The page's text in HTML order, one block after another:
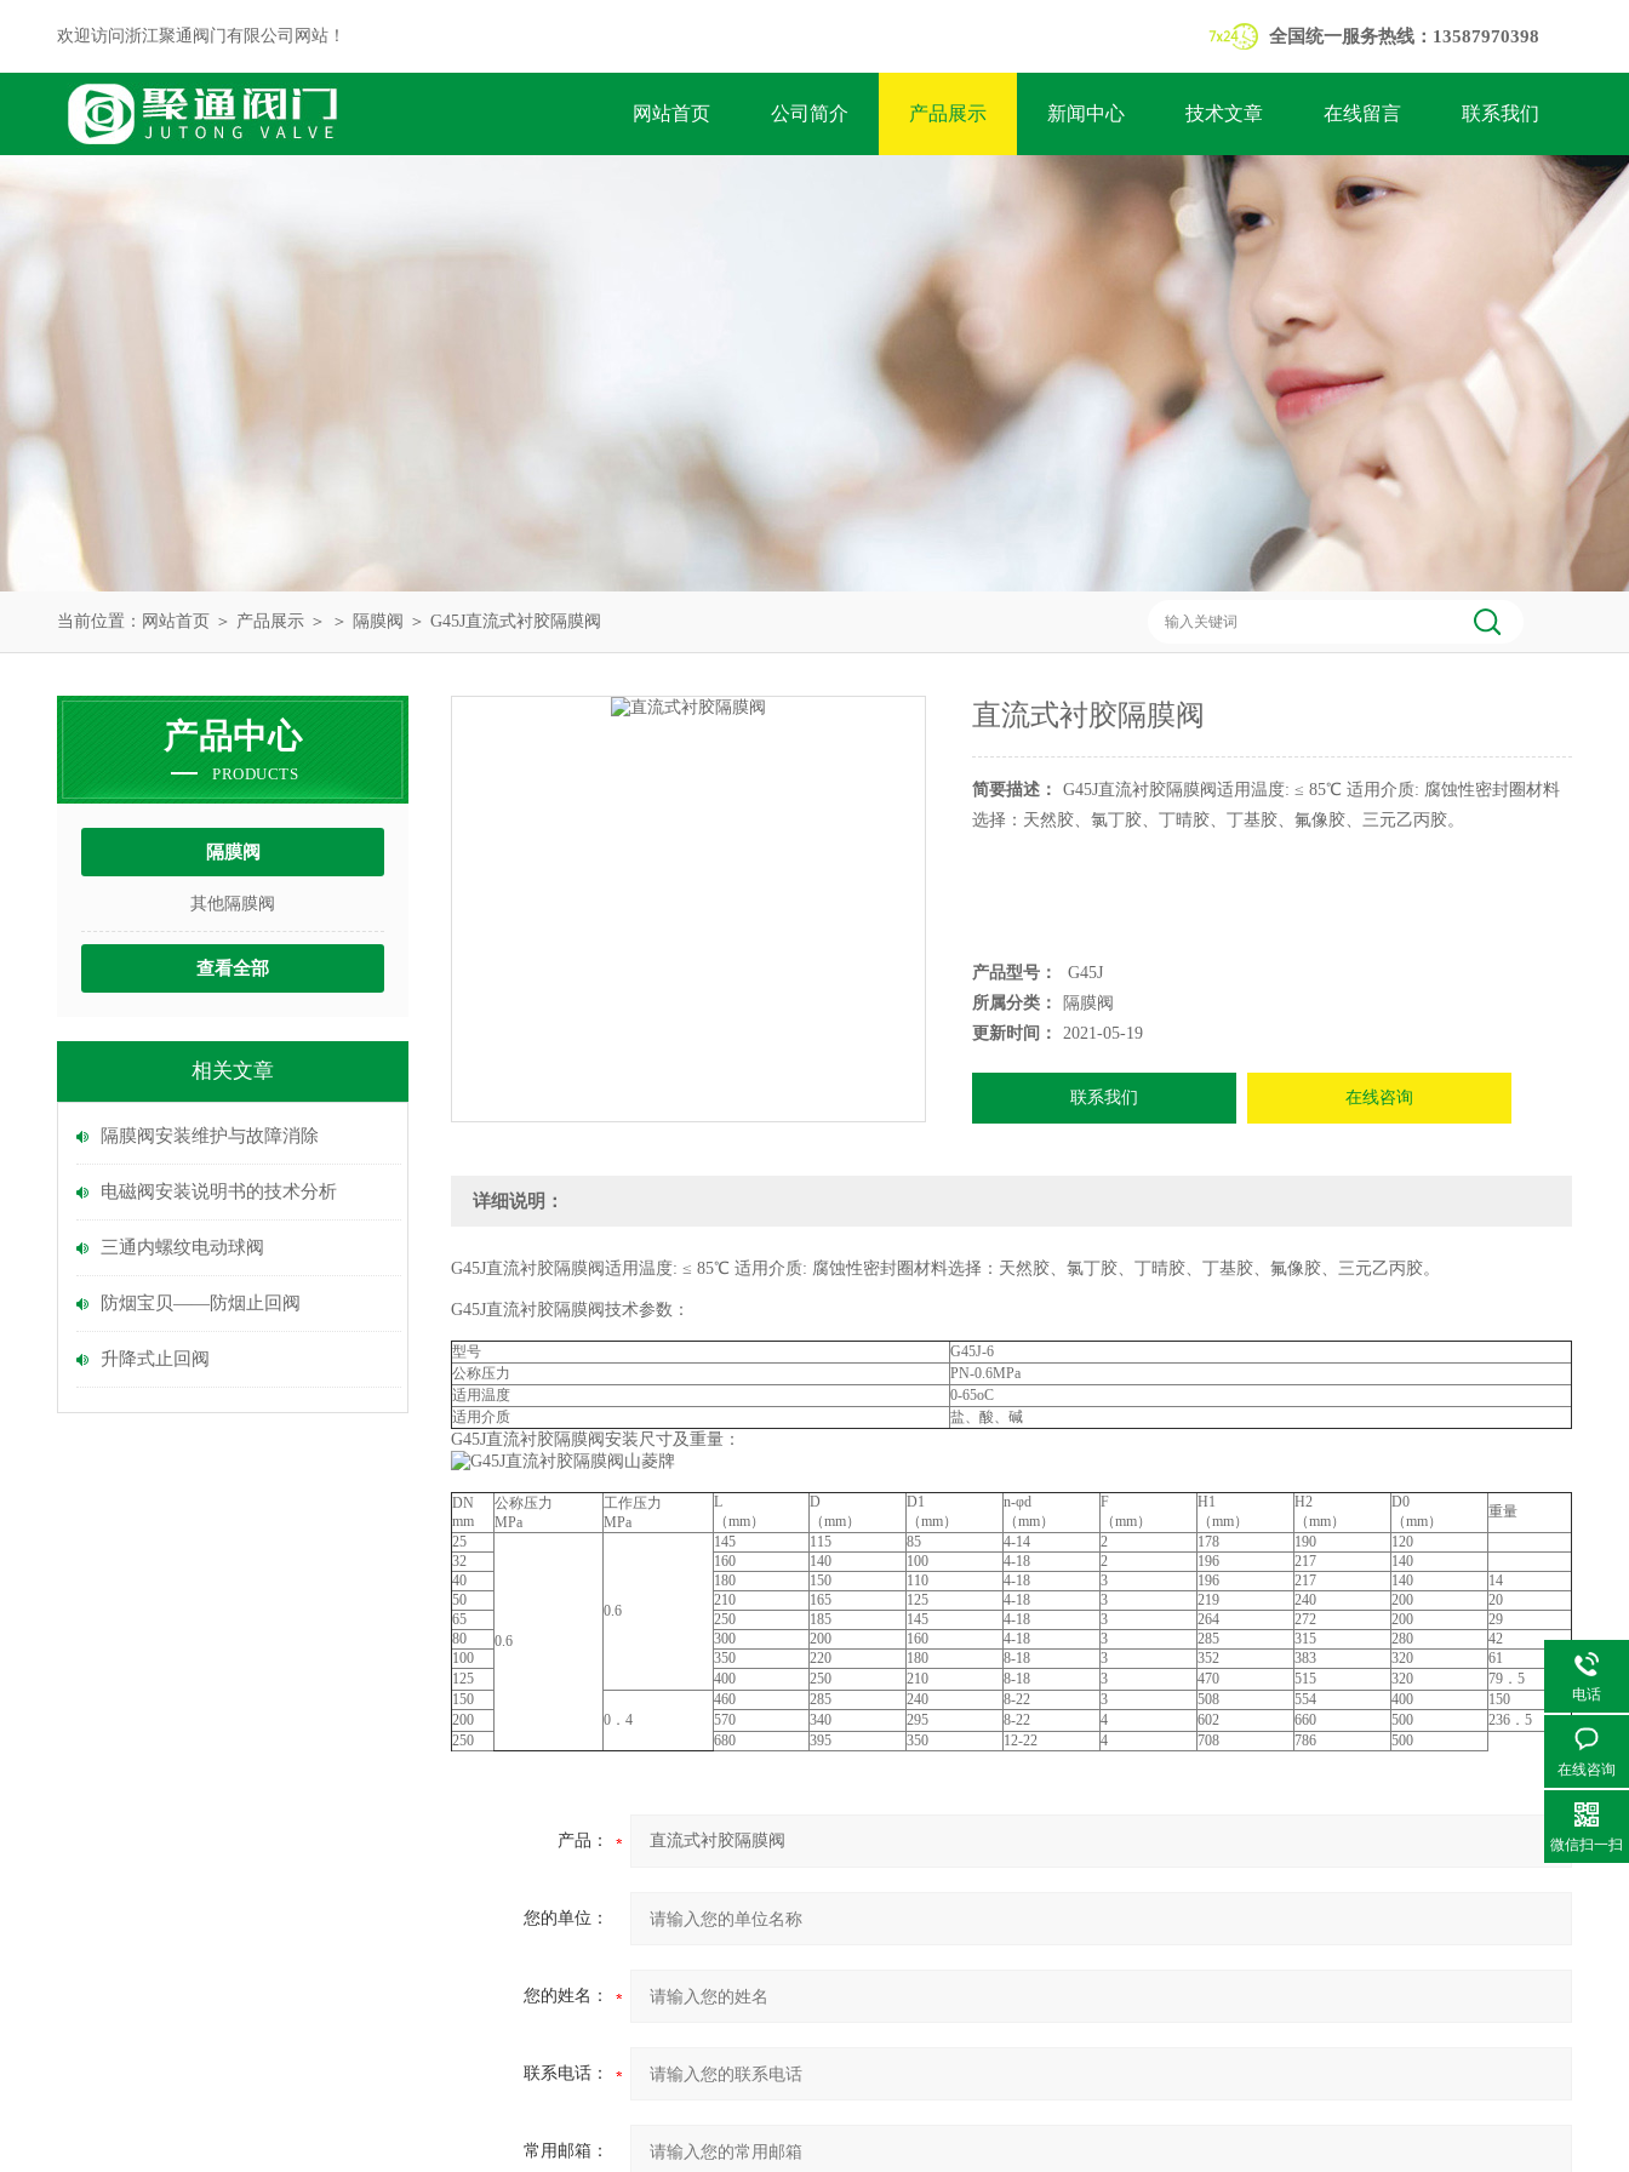
欢迎访问浙江聚通阀门有限公司网站！ 全国统一服务热线：13587970398
网站首页 公司简介 产品展示 新闻中心 技术文章 在线留言 联系我们
当前位置： 网站首页 ＞ 产品展示 ＞ ＞ 隔膜阀 ＞ G45J直流式衬胶隔膜阀
产品中心
PRODUCTS
隔膜阀
其他隔膜阀
查看全部
相关文章
隔膜阀安装维护与故障消除
电磁阀安装说明书的技术分析
三通内螺纹电动球阀
防烟宝贝——防烟止回阀
升降式止回阀
直流式衬胶隔膜阀
简要描述：
G45J直流衬胶隔膜阀适用温度: ≤ 85℃ 适用介质: 腐蚀性密封圈材料
选择：天然胶、氯丁胶、丁晴胶、丁基胶、氟像胶、三元乙丙胶。
产品型号：
G45J
所属分类：
隔膜阀
更新时间：
2021-05-19
联系我们 在线咨询
详细说明：
G45J直流衬胶隔膜阀适用温度: ≤ 85℃ 适用介质: 腐蚀性密封圈材料选择：天然胶、氯丁胶、丁晴胶、丁基胶、氟像胶、三元乙丙胶。
G45J直流衬胶隔膜阀技术参数：
型号
G45J-6
公称压力
PN-0.6MPa
适用温度
0-65oC
适用介质
盐、酸、碱
G45J直流衬胶隔膜阀安装尺寸及重量：
DN
mm
公称压力
MPa
工作压力
MPa
L
（mm）
D
（mm）
D1
（mm）
n-φd
（mm）
F
（mm）
H1
（mm）
H2
（mm）
D0
（mm）
重量
25
0.6
0.6
145 115 85 4-14 2 178 190
120
32
160 140 100 4-18 2 196 217
140
40
180 150 110 4-18 3 196 217 140
14
50
210 165 125 4-18 3 219 240 200
20
65
250 185 145 4-18 3 264 272 200
29
80
300 200 160 4-18 3 285 315 280
42
100
350 220 180 8-18 3 352 383 320
61
125
400 250 210 8-18 3 470 515 320
79．5
150
0．4
460 285 240 8-22 3 508 554 400
150
200
570 340 295 8-22 4 602 660 500
236．5
250
680 395 350 12-22 4 708 786 500
产品：
您的单位：
您的姓名：
联系电话：
常用邮箱：
电话
在线咨询
微信扫一扫